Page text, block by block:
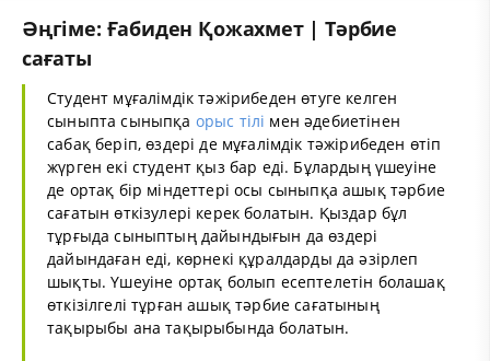
Әңгіме: Ғабиден Қожахмет | Тәрбие
сағаты
Студент мұғалімдік тәжірибеден өтуге келген
сыныпта сыныпқа орыс тілі мен әдебиетінен
сабақ беріп, өздері де мұғалімдік тәжірибеден өтіп
жүрген екі студент қыз бар еді. Бұлардың үшеуіне
де ортақ бір міндеттері осы сыныпқа ашық тәрбие
сағатын өткізулері керек болатын. Қыздар бұл
тұрғыда сыныптың дайындығын да өздері
дайындаған еді, көрнекі құралдарды да әзірлеп
шықты. Үшеуіне ортақ болып есептелетін болашақ
өткізілгелі тұрған ашық тәрбие сағатының
тақырыбы ана тақырыбында болатын.